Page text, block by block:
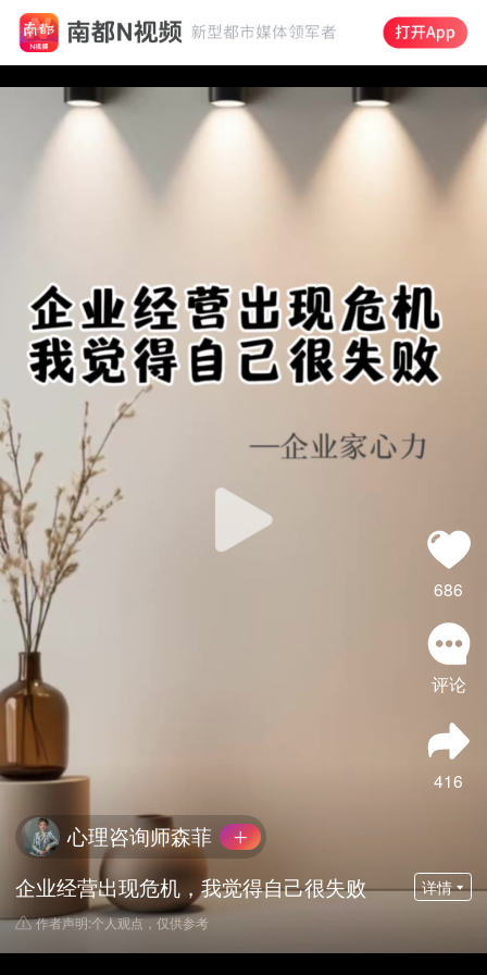
686
评论
416
心理咨询师森菲
企业经营出现危机，我觉得自己很失败
详情
作者声明:个人观点，仅供参考